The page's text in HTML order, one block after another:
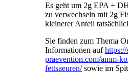
Es geht um 2g EPA +
zu verwechseln mit 2g
kleinerer Anteil
Sie finden zum Thema
Informationen auf
praevention.com/amm-
fettsaeuren/sowie im